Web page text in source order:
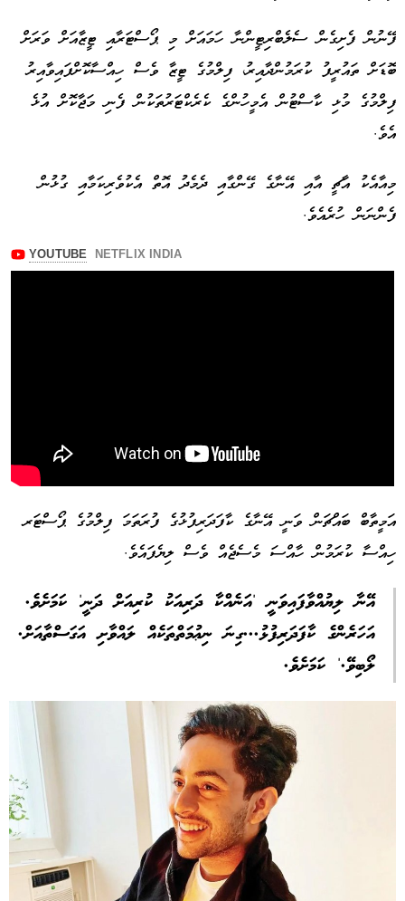
ފޭނުން ފެށިގެން ސެލެބްރިޓީންނާ ހަމައަށް މި ޕޯސްޓަރާއި ޓީޒާއަށް ވަރަށް
ބޮޑަށް ތައުރީފު ކުރަމުންދާއިރު، ފިލްމުގެ ޓީޒާ ވެސް ހިއްސާކޮށްފައިވާއިރު
ފިލްމުގެ މުޅި ކާސްޓުން އެމީހުންގެ ކެރެކްޓަރުތަކުން ފެނި މަޖާކޮށް އުޅެ
އެވެ.
މިއާއެކު އާޗީ އާއި އޭނާގެ ގޭންގާއި ދެމެދު އޮތް އެކުވެރިކަމާއި ގުޅުން
ފެންނަން ހުރެއެވެ.
އަމީތާބް ބައްޗަން ވަނީ އޭނާގެ ކާފަދަރިފުޅުގެ ފުރަތަމަ ފިލްމުގެ ޕޯސްޓަރ
ހިއްސާ ކުރަމުން ހާއްސަ މެސެޖެއް ވެސް ލިޔެފައެވެ.
އޭނާ ލިޔުއްވާފައިވަނީ 'އަނެއްކާ ދަރިއަކު ކުރިއަށް ދަނީ' ކަމަށެވެ.
އަހަރެންގެ ކާފަދަރިފުޅު...ގިނަ ނިޢުމަތްތަކެއް ލައްވާށި އަގަސްތާއަށް.
ލޯބިވޭ.' ކަމަށެވެ.